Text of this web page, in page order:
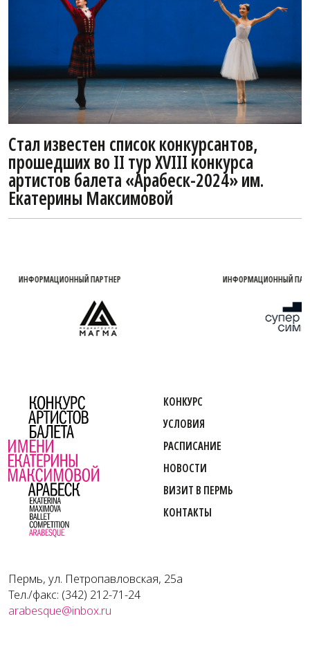
Стал известен список конкурсантов,
прошедших во II тур XVIII конкурса
артистов балета «Арабеск-2024» им.
Екатерины Максимовой
ИНФОРМАЦИОННЫЙ ПАРТНЕР ИНФОРМАЦИОННЫЙ
Пермь, ул. Петропавловская, 25а
Тел./факс: (342) 212-71-24
arabesque@inbox.ru
КОНКУРС
УСЛОВИЯ
РАСПИСАНИЕ
НОВОСТИ
ВИЗИТ В ПЕРМЬ
КОНТАКТЫ